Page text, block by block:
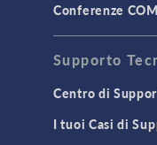
Conferenze
Supporto
Centro di
I tuoi Casi di